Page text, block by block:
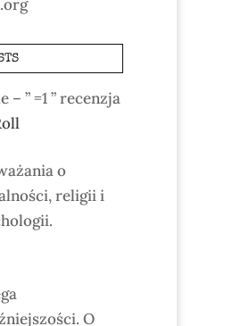
– ” =1 ” recenzja
o
religii i
O